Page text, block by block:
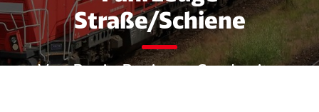
Straße/Schiene
Von B wie Business Carsharing